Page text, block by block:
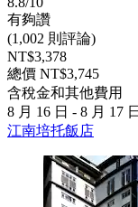
有夠讚
(1,002 則評論)
NT$3,378
總價 NT$3,745
含稅金和其他費用
8 月 16 日 - 8 月 17 日
江南培托飯店